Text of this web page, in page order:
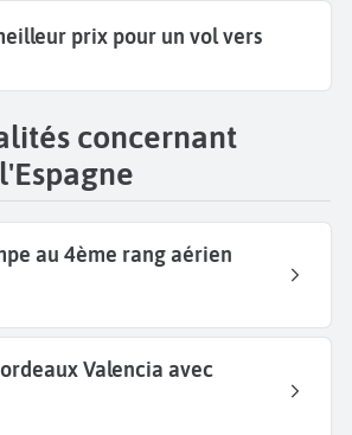
prix pour un vol vers
concernant
au 4ème rang aérien
Valencia avec